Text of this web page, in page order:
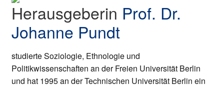
Herausgeberin Prof. Dr.
Johanne Pundt
studierte Soziologie, Ethnologie und
Politikwissenschaften an der Freien Universität Berlin
und hat 1995 an der Technischen Universität Berlin ein